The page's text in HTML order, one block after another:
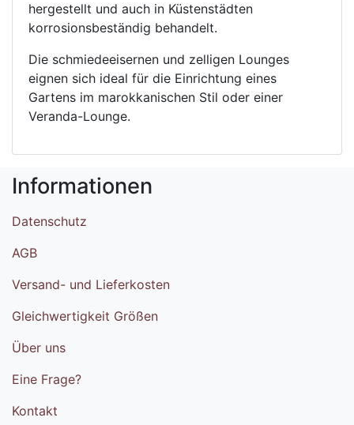
hergestellt und auch in Küstenstädten
korrosionsbeständig behandelt.
Die schmiedeeisernen und zelligen Lounges
eignen sich ideal für die Einrichtung eines
Gartens im marokkanischen Stil oder einer
Veranda-Lounge.
Informationen
Datenschutz
AGB
Versand- und Lieferkosten
Gleichwertigkeit Größen
Über uns
Eine Frage?
Kontakt